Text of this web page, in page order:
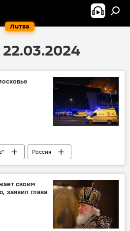
Литва
Россия
своим
заявил глава